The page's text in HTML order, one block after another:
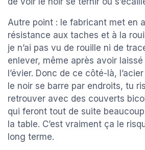
Autre point : le fabricant met en
résistance aux taches et à la
je n’ai pas vu de rouille ni de
enlever, même après avoir
l’évier. Donc de ce côté-là,
le noir se barre par endroits, tu
retrouver avec des couverts
qui feront tout de suite
la table. C’est vraiment ça le
long terme.